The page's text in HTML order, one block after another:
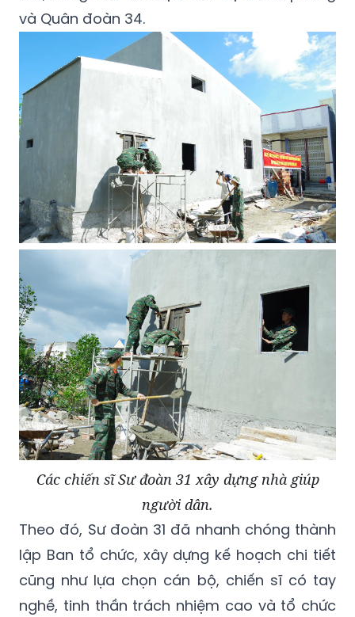
và Quân đoàn 34.
Các chiến sĩ Sư đoàn 31 xây dựng nhà giúp
người dân.
Theo đó, Sư đoàn 31 đã nhanh chóng thành
lập Ban tổ chức, xây dựng kế hoạch chi tiết
cũng như lựa chọn cán bộ, chiến sĩ có tay
nghề, tinh thần trách nhiệm cao và tổ chức